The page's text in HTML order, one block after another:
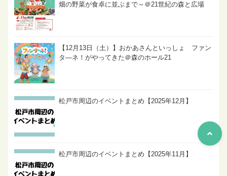
畑の野菜が食卓に並ぶまで～＠21世紀の森と広場
【12月13日（土）】おかあさんといっしょ ファン
タ―ネ！がやってきた＠森のホール21
松戸市周辺のイベントまとめ【2025年12月】
松戸市周辺のイベントまとめ【2025年11月】